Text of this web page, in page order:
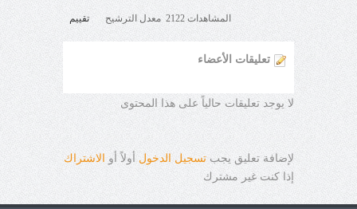
المشاهدات 2122 معدل الترشيح تقييم
تعليقات الأعضاء
لا يوجد تعليقات حالياً على هذا المحتوى
لإضافة تعليق يجب تسجيل الدخول أولاً أو
الاشتراك
إذا كنت غير مشترك